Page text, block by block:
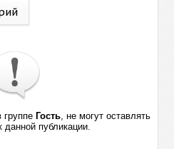
группе Гость, не могут оставлять
данной публикации.